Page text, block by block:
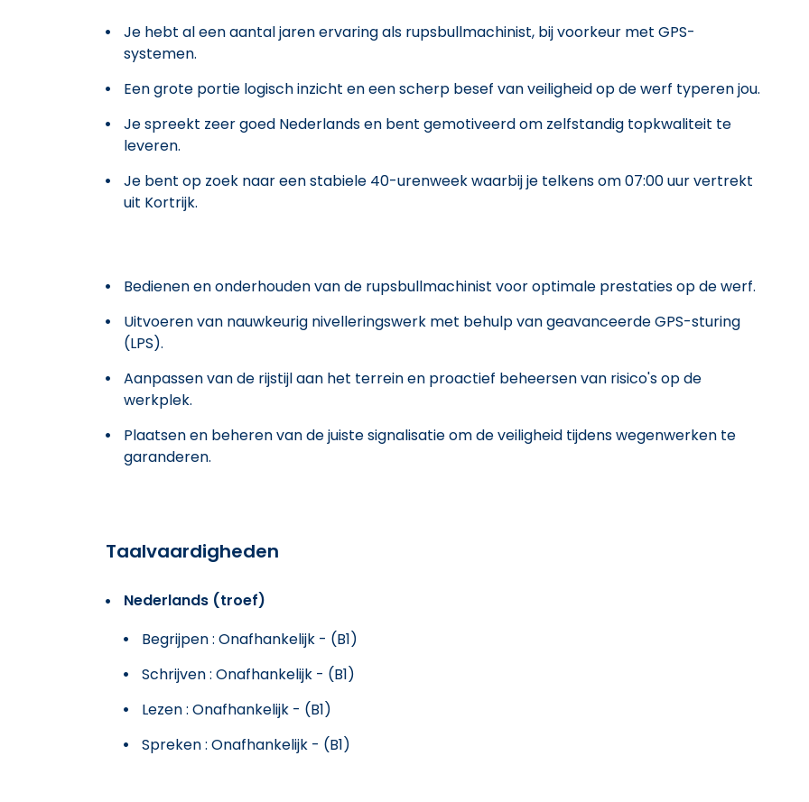
Je hebt al een aantal jaren ervaring als rupsbullmachinist, bij voorkeur met GPS-
systemen.
Een grote portie logisch inzicht en een scherp besef van veiligheid op de werf typeren jou.
Je spreekt zeer goed Nederlands en bent gemotiveerd om zelfstandig topkwaliteit te
leveren.
Je bent op zoek naar een stabiele 40-urenweek waarbij je telkens om 07:00 uur vertrekt
uit Kortrijk.
Bedienen en onderhouden van de rupsbullmachinist voor optimale prestaties op de werf.
Uitvoeren van nauwkeurig nivelleringswerk met behulp van geavanceerde GPS-sturing
(LPS).
Aanpassen van de rijstijl aan het terrein en proactief beheersen van risico's op de
werkplek.
Plaatsen en beheren van de juiste signalisatie om de veiligheid tijdens wegenwerken te
garanderen.
Taalvaardigheden
Nederlands (troef)
Begrijpen : Onafhankelijk - (B1)
Schrijven : Onafhankelijk - (B1)
Lezen : Onafhankelijk - (B1)
Spreken : Onafhankelijk - (B1)